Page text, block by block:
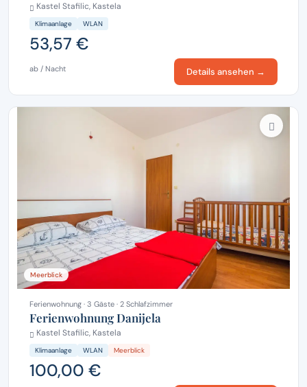
Kastel Stafilic, Kastela
Klimaanlage WLAN
53,57 €
ab / Nacht Details ansehen →
Meerblick
Ferienwohnung · 3 Gäste · 2 Schlafzimmer
Ferienwohnung Danijela
Kastel Stafilic, Kastela
Klimaanlage WLAN Meerblick
100,00 €